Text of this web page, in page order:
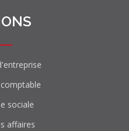
sociale
affaires